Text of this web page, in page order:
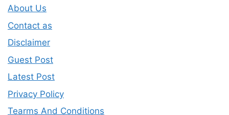
About Us
Contact as
Disclaimer
Guest Post
Latest Post
Privacy Policy
Tearms And Conditions